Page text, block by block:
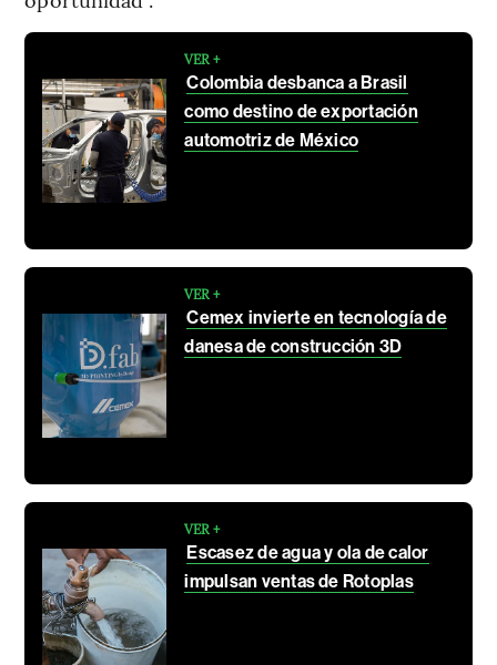
VER +
Colombia desbanca a Brasil
como destino de exportación
automotriz de México
VER +
Cemex invierte en tecnología de
danesa de construcción 3D
VER +
Escasez de agua y ola de calor
impulsan ventas de Rotoplas